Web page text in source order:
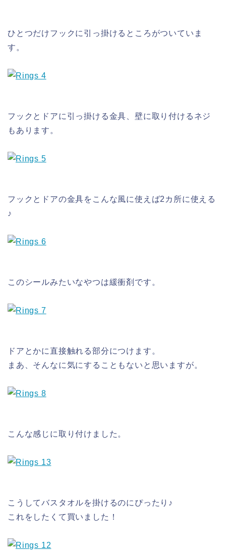
ひとつだけフックに引っ掛けるところがついていま
す。
フックとドアに引っ掛ける金具、壁に取り付けるネジ
もあります。
フックとドアの金具をこんな風に使えば2カ所に使える
♪
このシールみたいなやつは緩衝剤です。
ドアとかに直接触れる部分につけます。
まあ、そんなに気にすることもないと思いますが。
こんな感じに取り付けました。
こうしてバスタオルを掛けるのにぴったり♪
これをしたくて買いました！